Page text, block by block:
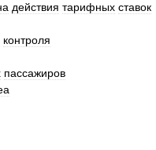
действия тарифных ставок
контроля
пассажиров